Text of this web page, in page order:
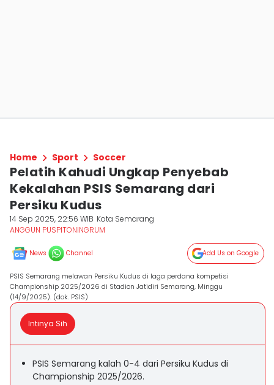
Home Sport Soccer
Pelatih Kahudi Ungkap Penyebab
Kekalahan PSIS Semarang dari
Persiku Kudus
14 Sep 2025, 22:56 WIB Kota Semarang
ANGGUN PUSPITONINGRUM
News Channel Add Us on Google
PSIS Semarang melawan Persiku Kudus di laga perdana kompetisi
Championship 2025/2026 di Stadion Jatidiri Semarang, Minggu
(14/9/2025). (dok. PSIS)
Intinya Sih
PSIS Semarang kalah 0-4 dari Persiku Kudus di
Championship 2025/2026.